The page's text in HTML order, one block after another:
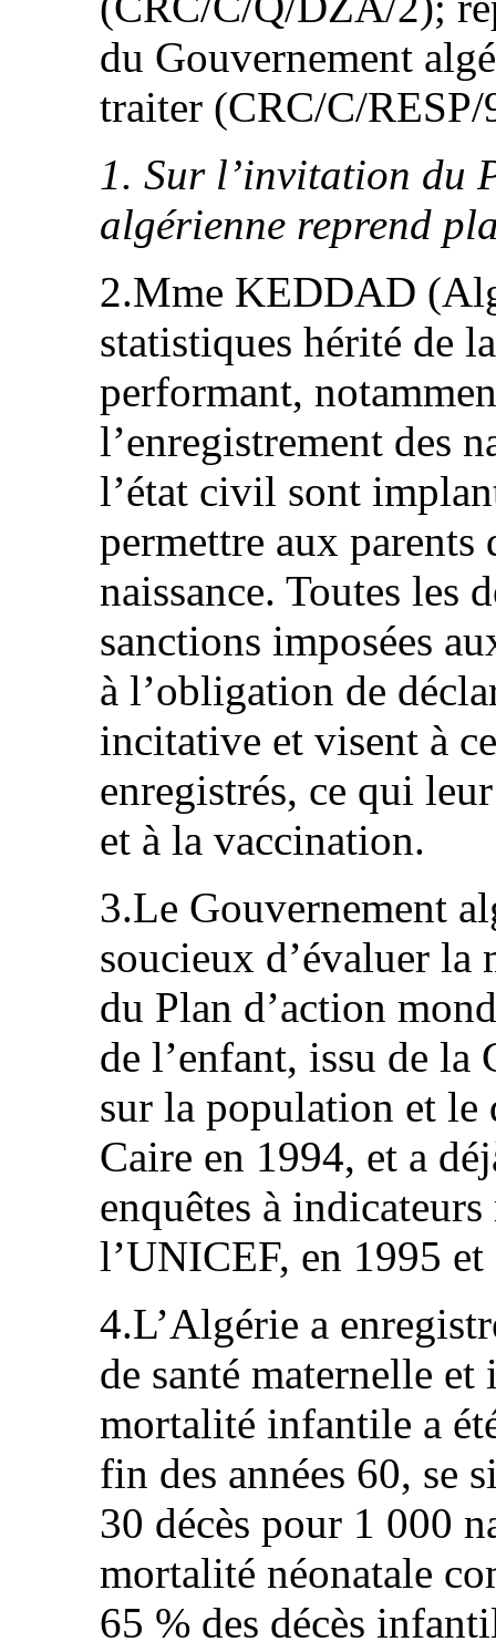
du Gouvernement
traiter (CRC/C/RESP/
1. Sur l’invitation du
algérienne reprend
2.Mme KEDDAD
statistiques hérité de
performant,
l’enregistrement des
l’état civil sont
permettre aux parents
naissance. Toutes les
sanctions imposées
à l’obligation de
incitative et visent à
enregistrés, ce qui
et à la vaccination.
3.Le Gouvernement
soucieux d’évaluer la
du Plan d’action
de l’enfant, issu de la
sur la population et le
Caire en 1994, et a
enquêtes à
l’UNICEF, en 1995
4.L’Algérie a
de santé maternelle
mortalité infantile a
fin des années 60, se
30 décès pour 1 000
mortalité néonatale
65 % des décès